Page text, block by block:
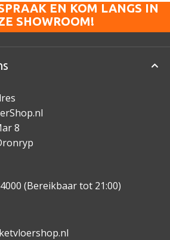
EN KOM LANGS IN
SHOWROOM!
8
(Bereikbaar tot 21:00)